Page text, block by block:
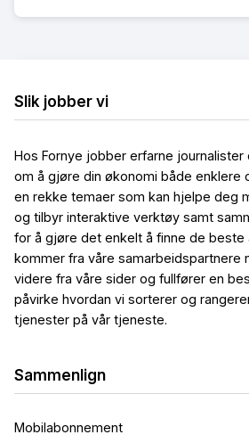
Slik jobber vi
Hos Fornye jobber erfarne
om å gjøre din økonomi både enklere
en rekke temaer som kan hjelpe deg
og tilbyr interaktive verktøy samt
for å gjøre det enkelt å finne de beste
kommer fra våre samarbeidspartnere
videre fra våre sider og fullfører en
påvirke hvordan vi sorterer og
tjenester på vår tjeneste.
Sammenlign
Mobilabonnement